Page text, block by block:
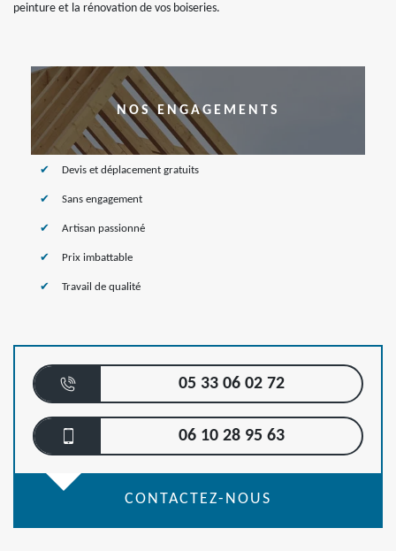
peinture et la rénovation de vos boiseries.
NOS ENGAGEMENTS
Devis et déplacement gratuits
Sans engagement
Artisan passionné
Prix imbattable
Travail de qualité
05 33 06 02 72
06 10 28 95 63
CONTACTEZ-NOUS